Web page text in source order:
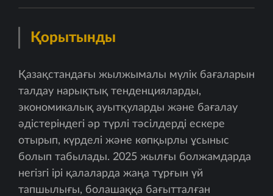
Қорытынды
Қазақстандағы жылжымалы мүлік бағаларын
талдау нарықтық тенденцияларды,
экономикалық ауытқуларды және бағалау
әдістеріндегі әр түрлі тәсілдерді ескере
отырып, күрделі және көпқырлы ұсыныс
болып табылады. 2025 жылғы болжамдарда
негізгі ірі қалаларда жаңа тұрғын үй
тапшылығы, болашаққа бағытталған